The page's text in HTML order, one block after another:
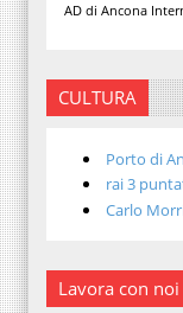
AD di Ancona
CULTURA
Porto di
rai 3
Carlo
Lavora con noi